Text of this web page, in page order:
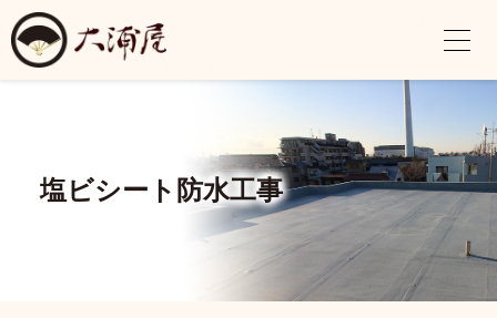
塩ビシート防水工事